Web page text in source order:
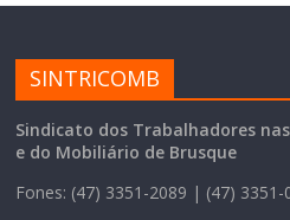
SINTRICOMB
Sindicato dos Trabalhadores
e do Mobiliário de Brusque
Fones: (47) 3351-2089 | (47) 3351-